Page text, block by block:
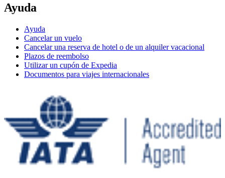
Ayuda
Ayuda
Cancelar un vuelo
Cancelar una reserva de hotel o de un alquiler vacacional
Plazos de reembolso
Utilizar un cupón de Expedia
Documentos para viajes internacionales